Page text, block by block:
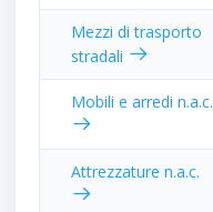
Mezzi di trasporto
stradali
Mobili e arredi n.a.c.
Attrezzature n.a.c.